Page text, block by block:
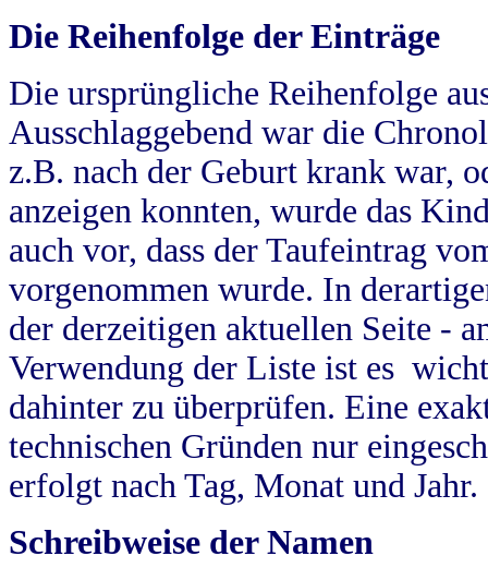
Die Reihenfolge der Einträge
Die ursprüngliche Reihenfolge
Ausschlaggebend war die
z.B. nach der Geburt krank war,
anzeigen konnten, wurde das
auch vor, dass der Taufeintrag
vorgenommen wurde. In
der derzeitigen aktuellen Seite -
Verwendung der Liste ist es
dahinter zu überprüfen. Eine
technischen Gründen nur
erfolgt nach Tag, Monat und Jahr.
Schreibweise der Namen